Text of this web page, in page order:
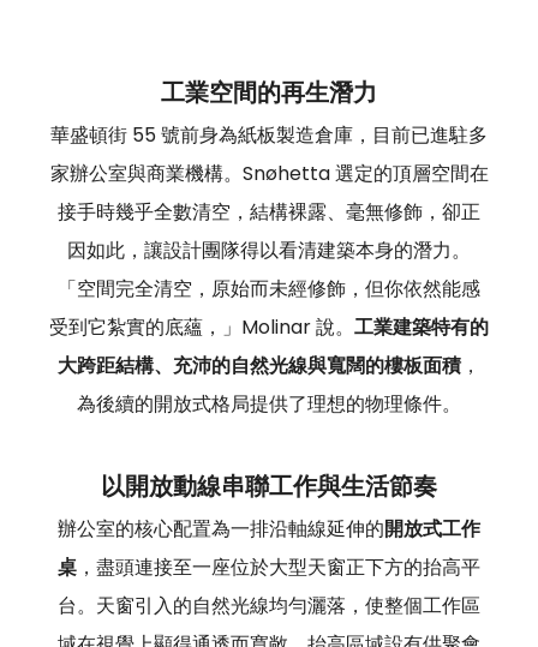
工業空間的再生潛力
華盛頓街 55 號前身為紙板製造倉庫，目前已進駐多
家辦公室與商業機構。Snøhetta 選定的頂層空間在
接手時幾乎全數清空，結構裸露、毫無修飾，卻正
因如此，讓設計團隊得以看清建築本身的潛力。
「空間完全清空，原始而未經修飾，但你依然能感
受到它紮實的底蘊，」Molinar 說。 工業建築特有的
大跨距結構、充沛的自然光線與寬闊的樓板面積 ，
為後續的開放式格局提供了理想的物理條件。
以開放動線串聯工作與生活節奏
辦公室的核心配置為一排沿軸線延伸的開放式工作
桌 ，盡頭連接至一座位於大型天窗正下方的抬高平
台。天窗引入的自然光線均勻灑落，使整個工作區